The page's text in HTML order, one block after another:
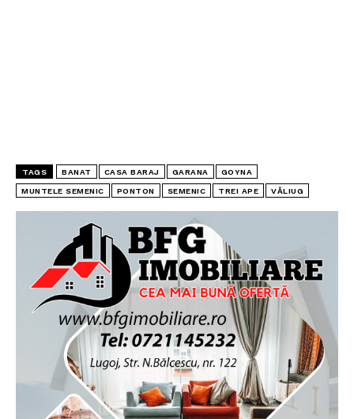
TAGS BANAT CASA BARAJ GARANA GOYNA
MUNTELE SEMENIC PONTON SEMENIC TREI APE VĂLIUG